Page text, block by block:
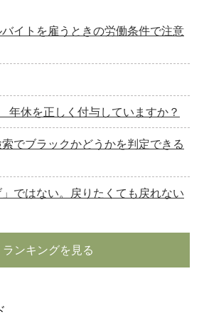
イトを雇うときの労働条件で注意
休を正しく付与していますか？
でブラックかどうかを判定できる
」ではない。戻りたくても戻れない
ランキングを見る